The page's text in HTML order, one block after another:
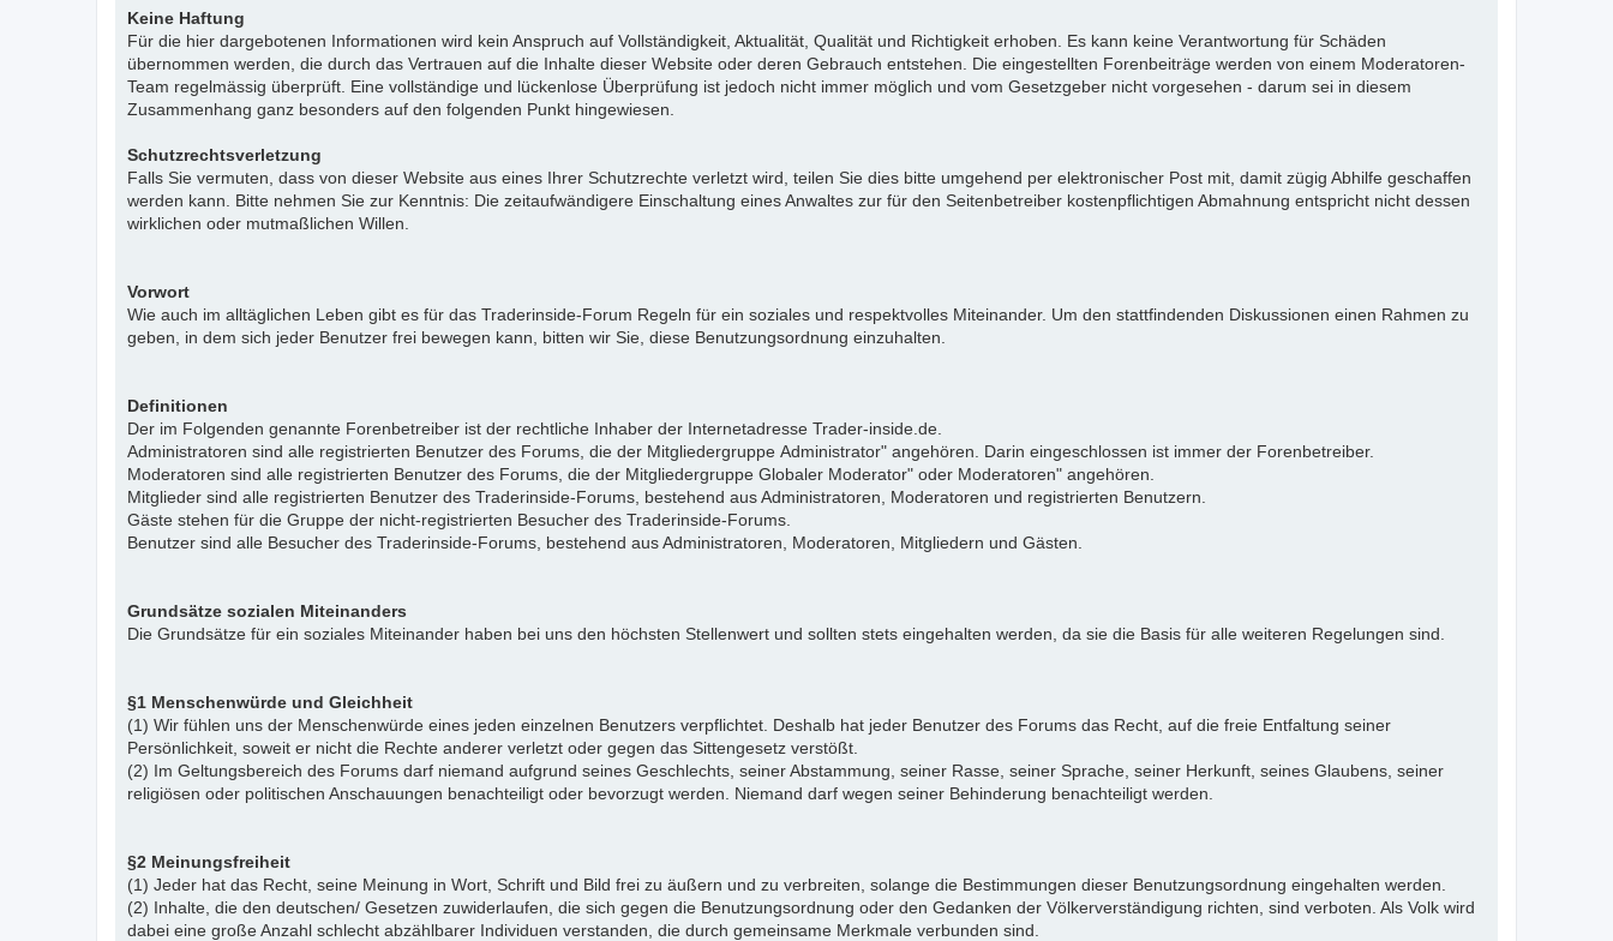
Keine Haftung
Für die hier dargebotenen Informationen wird kein Anspruch auf Vollständigkeit, Aktualität, Qualität und Richtigkeit erhoben. Es kann keine Verantwortung für Schäden
übernommen werden, die durch das Vertrauen auf die Inhalte dieser Website oder deren Gebrauch entstehen. Die eingestellten Forenbeiträge werden von einem Moderatoren-
Team regelmässig überprüft. Eine vollständige und lückenlose Überprüfung ist jedoch nicht immer möglich und vom Gesetzgeber nicht vorgesehen - darum sei in diesem
Zusammenhang ganz besonders auf den folgenden Punkt hingewiesen.
Schutzrechtsverletzung
Falls Sie vermuten, dass von dieser Website aus eines Ihrer Schutzrechte verletzt wird, teilen Sie dies bitte umgehend per elektronischer Post mit, damit zügig Abhilfe geschaffen
werden kann. Bitte nehmen Sie zur Kenntnis: Die zeitaufwändigere Einschaltung eines Anwaltes zur für den Seitenbetreiber kostenpflichtigen Abmahnung entspricht nicht dessen
wirklichen oder mutmaßlichen Willen.
Vorwort
Wie auch im alltäglichen Leben gibt es für das Traderinside-Forum Regeln für ein soziales und respektvolles Miteinander. Um den stattfindenden Diskussionen einen Rahmen zu
geben, in dem sich jeder Benutzer frei bewegen kann, bitten wir Sie, diese Benutzungsordnung einzuhalten.
Definitionen
Der im Folgenden genannte Forenbetreiber ist der rechtliche Inhaber der Internetadresse Trader-inside.de.
Administratoren sind alle registrierten Benutzer des Forums, die der Mitgliedergruppe Administrator" angehören. Darin eingeschlossen ist immer der Forenbetreiber.
Moderatoren sind alle registrierten Benutzer des Forums, die der Mitgliedergruppe Globaler Moderator" oder Moderatoren" angehören.
Mitglieder sind alle registrierten Benutzer des Traderinside-Forums, bestehend aus Administratoren, Moderatoren und registrierten Benutzern.
Gäste stehen für die Gruppe der nicht-registrierten Besucher des Traderinside-Forums.
Benutzer sind alle Besucher des Traderinside-Forums, bestehend aus Administratoren, Moderatoren, Mitgliedern und Gästen.
Grundsätze sozialen Miteinanders
Die Grundsätze für ein soziales Miteinander haben bei uns den höchsten Stellenwert und sollten stets eingehalten werden, da sie die Basis für alle weiteren Regelungen sind.
§1 Menschenwürde und Gleichheit
(1) Wir fühlen uns der Menschenwürde eines jeden einzelnen Benutzers verpflichtet. Deshalb hat jeder Benutzer des Forums das Recht, auf die freie Entfaltung seiner
Persönlichkeit, soweit er nicht die Rechte anderer verletzt oder gegen das Sittengesetz verstößt.
(2) Im Geltungsbereich des Forums darf niemand aufgrund seines Geschlechts, seiner Abstammung, seiner Rasse, seiner Sprache, seiner Herkunft, seines Glaubens, seiner
religiösen oder politischen Anschauungen benachteiligt oder bevorzugt werden. Niemand darf wegen seiner Behinderung benachteiligt werden.
§2 Meinungsfreiheit
(1) Jeder hat das Recht, seine Meinung in Wort, Schrift und Bild frei zu äußern und zu verbreiten, solange die Bestimmungen dieser Benutzungsordnung eingehalten werden.
(2) Inhalte, die den deutschen/ Gesetzen zuwiderlaufen, die sich gegen die Benutzungsordnung oder den Gedanken der Völkerverständigung richten, sind verboten. Als Volk wird
dabei eine große Anzahl schlecht abzählbarer Individuen verstanden, die durch gemeinsame Merkmale verbunden sind.